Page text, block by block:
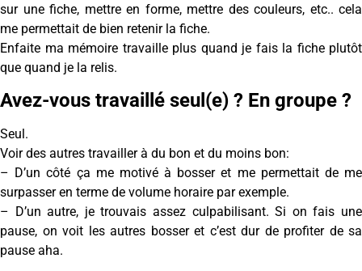
sur une fiche, mettre en forme, mettre des couleurs, etc.. cela
me permettait de bien retenir la fiche.
Enfaite ma mémoire travaille plus quand je fais la fiche plutôt
que quand je la relis.
Avez-vous travaillé seul(e) ? En groupe ?
Seul.
Voir des autres travailler à du bon et du moins bon:
– D’un côté ça me motivé à bosser et me permettait de me
surpasser en terme de volume horaire par exemple.
– D’un autre, je trouvais assez culpabilisant. Si on fais une
pause, on voit les autres bosser et c’est dur de profiter de sa
pause aha.